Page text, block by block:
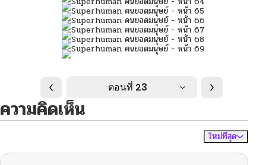
ตอนที่ 23
ความคิดเห็น
ใหม่ที่สุด